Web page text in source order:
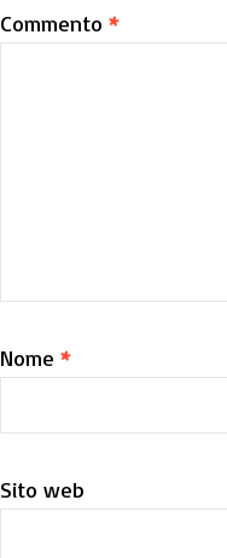
Commento *
Nome *
Sito web